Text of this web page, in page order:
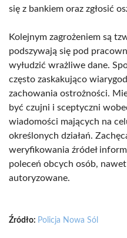
się z bankiem oraz zgłosić
Kolejnym zagrożeniem są
podszywają się pod
wyłudzić wrażliwe dane.
często zaskakująco
zachowania ostrożności.
być czujni i sceptyczni
wiadomości mających na
określonych działań.
weryfikowania źródeł
poleceń obcych osób,
autoryzowane.
Źródło: Policja Nowa Sól